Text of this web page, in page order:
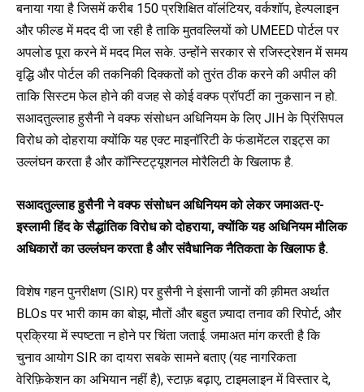
बनाया गया है जिसमें करीब 150 प्रशिक्षित वॉलंटियर, वर्कशॉप, हेल्पलाइन
और फील्ड में मदद दी जा रही है ताकि मुतवल्लियों को UMEED पोर्टल पर
अपलोड पूरा करने में मदद मिल सके. उन्होंने सरकार से रजिस्ट्रेशन में समय
वृद्धि और पोर्टल की तकनिकी दिक्कतों को तुरंत ठीक करने की अपील की
ताकि सिस्टम फेल होने की वजह से कोई वक्फ प्रॉपर्टी का नुकसान न हो.
सआदतुल्लाह हुसैनी ने वक्फ संसोधन अधिनियम के लिए JIH के प्रिंसिपल
विरोध को दोहराया क्योंकि यह एक्ट माइनॉरिटी के फंडामेंटल राइट्स का
उल्लंघन करता है और कॉन्स्टिट्यूशनल मोरैलिटी के खिलाफ है.
सआदतुल्लाह हुसैनी ने वक्फ संसोधन अधिनियम को लेकर जमाअत-ए-
इस्लामी हिंद के सैद्धांतिक विरोध को दोहराया, क्योंकि यह अधिनियम मौलिक
अधिकारों का उल्लंघन करता है और संवैधानिक नैतिकता के खिलाफ है.
विशेष गहन पुनरीक्षण (SIR) पर हुसैनी ने इंसानी जानों की क़ीमत अर्थात
BLOs पर भारी काम का बोझ, मौतों और बहुत ज़्यादा तनाव की रिपोर्ट, और
प्रक्रिया में स्पष्टता न होने पर चिंता जताई. जमाअत मांग करती है कि
चुनाव आयोग SIR का दायरा सबके सामने बताए (यह नागरिकता
वेरिफ़िकेशन का अभियान नहीं है), स्टाफ़ बढ़ाए, टाइमलाइन में विस्तार दे,